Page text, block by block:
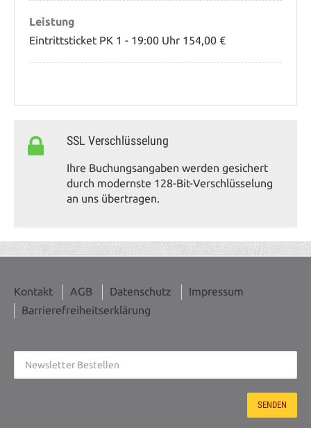
Leistung
Eintrittsticket PK 1 - 19:00 Uhr 154,00 €
SSL Verschlüsselung
Ihre Buchungsangaben werden gesichert
durch modernste 128-Bit-Verschlüsselung
an uns übertragen.
Kontakt AGB Datenschutz
Impressum
Barrierefreiheitserklärung